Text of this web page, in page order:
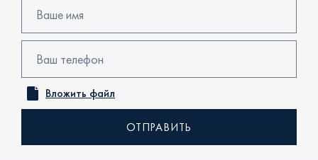
Бронирование
Просмотр объекта
Онлайн консультация
Вложить файл